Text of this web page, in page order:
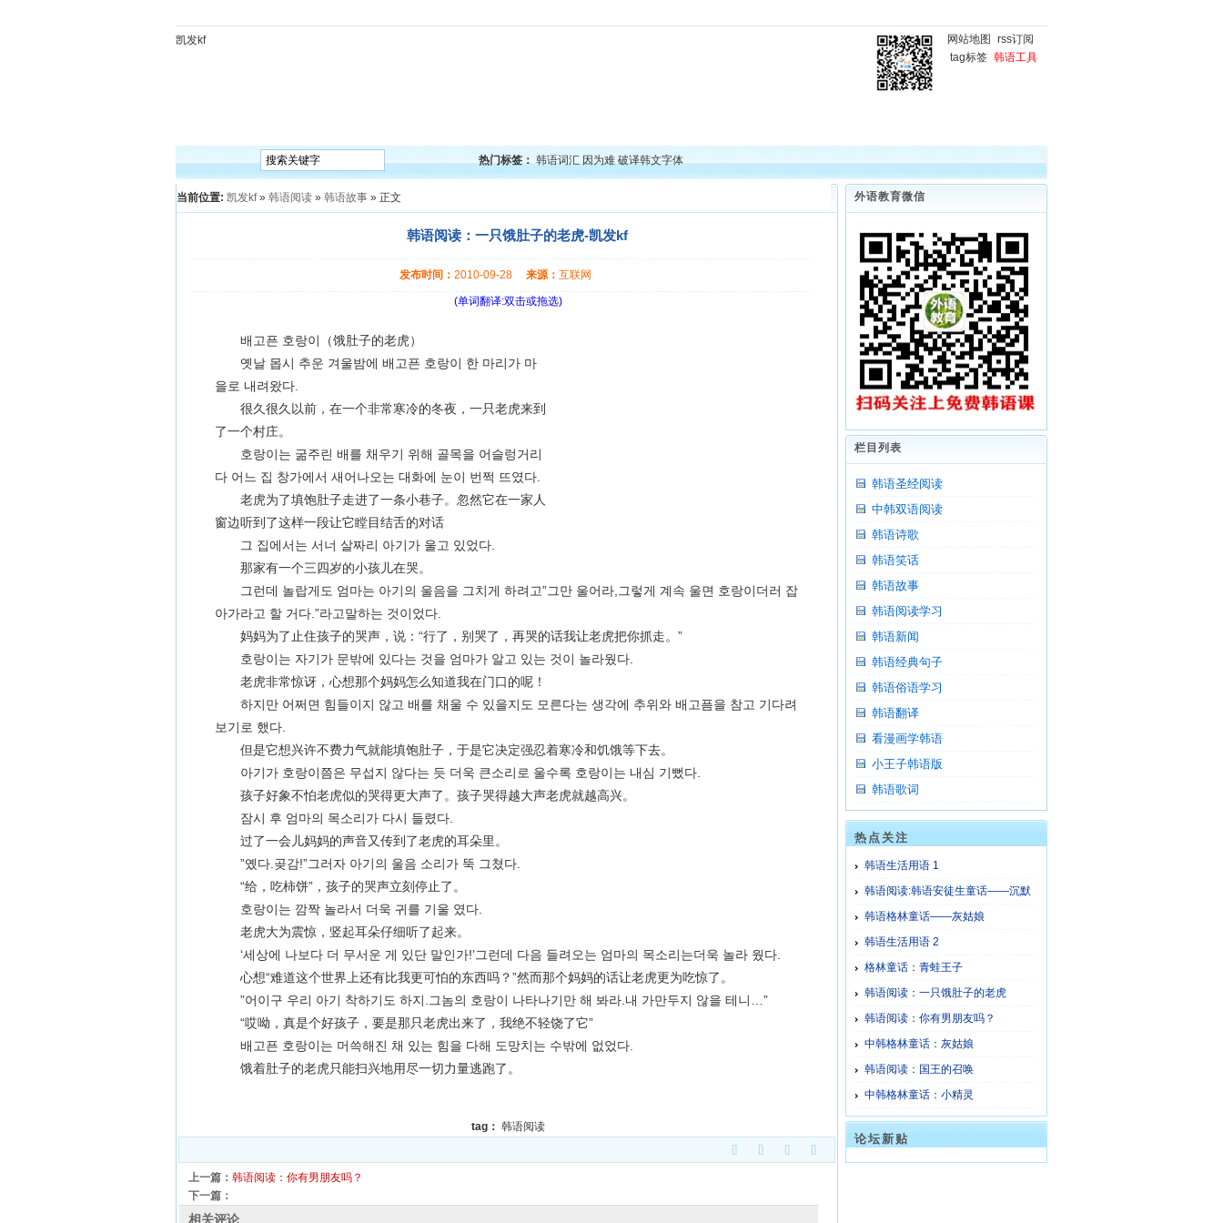
凯发kf 网站地图
rss订阅
tag标签 韩语工具
热门标签： 韩语词汇 因为难 破译韩文字体
当前位置: 凯发kf» 韩语阅读 » 韩语故事 » 正文
韩语阅读：一只饿肚子的老虎-凯发kf
发布时间： 2010-09-28 来源： 互联网
(单词翻译:双击或拖选)
배고픈 호랑이（饿肚子的老虎）
옛날 몹시 추운 겨울밤에 배고픈 호랑이 한 마리가 마
을로 내려왔다.
很久很久以前，在一个非常寒冷的冬夜，一只老虎来到
了一个村庄。
호랑이는 굶주린 배를 채우기 위해 골목을 어슬렁거리
다 어느 집 창가에서 새어나오는 대화에 눈이 번쩍 뜨였다.
老虎为了填饱肚子走进了一条小巷子。忽然它在一家人
窗边听到了这样一段让它瞠目结舌的对话
그 집에서는 서너 살짜리 아기가 울고 있었다.
那家有一个三四岁的小孩儿在哭。
그런데 놀랍게도 엄마는 아기의 울음을 그치게 하려고”그만 울어라,그렇게 계속 울면 호랑이더러 잡
아가라고 할 거다.”라고말하는 것이었다.
妈妈为了止住孩子的哭声，说：“行了，别哭了，再哭的话我让老虎把你抓走。”
호랑이는 자기가 문밖에 있다는 것을 엄마가 알고 있는 것이 놀라웠다.
老虎非常惊讶，心想那个妈妈怎么知道我在门口的呢！
하지만 어쩌면 힘들이지 않고 배를 채울 수 있을지도 모른다는 생각에 추위와 배고픔을 참고 기다려
보기로 했다.
但是它想兴许不费力气就能填饱肚子，于是它决定强忍着寒冷和饥饿等下去。
아기가 호랑이쯤은 무섭지 않다는 듯 더욱 큰소리로 울수록 호랑이는 내심 기뻤다.
孩子好象不怕老虎似的哭得更大声了。孩子哭得越大声老虎就越高兴。
잠시 후 엄마의 목소리가 다시 들렸다.
过了一会儿妈妈的声音又传到了老虎的耳朵里。
”옜다.곶감!”그러자 아기의 울음 소리가 뚝 그쳤다.
“给，吃柿饼”，孩子的哭声立刻停止了。
호랑이는 깜짝 놀라서 더욱 귀를 기울 였다.
老虎大为震惊，竖起耳朵仔细听了起来。
‘세상에 나보다 더 무서운 게 있단 말인가!’그런데 다음 들려오는 엄마의 목소리는더욱 놀라 웠다.
心想“难道这个世界上还有比我更可怕的东西吗？”然而那个妈妈的话让老虎更为吃惊了。
”어이구 우리 아기 착하기도 하지.그놈의 호랑이 나타나기만 해 봐라.내 가만두지 않을 테니…”
“哎呦，真是个好孩子，要是那只老虎出来了，我绝不轻饶了它”
배고픈 호랑이는 머쓱해진 채 있는 힘을 다해 도망치는 수밖에 없었다.
饿着肚子的老虎只能扫兴地用尽一切力量逃跑了。
tag： 韩语阅读
[]
[] [] []
上一篇： 韩语阅读：你有男朋友吗？
下一篇：
相关评论
外语教育微信
栏目列表
韩语圣经阅读
中韩双语阅读
韩语诗歌
韩语笑话
韩语故事
韩语阅读学习
韩语新闻
韩语经典句子
韩语俗语学习
韩语翻译
看漫画学韩语
小王子韩语版
韩语歌词
热点关注
韩语生活用语 1
韩语阅读:韩语安徒生童话——沉默
的书(3)
韩语格林童话——灰姑娘
韩语生活用语 2
格林童话：青蛙王子
韩语阅读：一只饿肚子的老虎
韩语阅读：你有男朋友吗？
中韩格林童话：灰姑娘
韩语阅读：国王的召唤
中韩格林童话：小精灵
论坛新贴